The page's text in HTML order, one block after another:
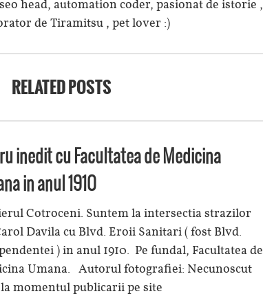
head, automation coder, pasionat de istorie ,
de Tiramitsu , pet lover :)
RELATED POSTS
inedit cu Facultatea de Medicina
in anul 1910
Cotroceni. Suntem la intersectia strazilor
Davila cu Blvd. Eroii Sanitari ( fost Blvd.
) in anul 1910. Pe fundal, Facultatea de
Umana. Autorul fotografiei: Necunoscut
momentul publicarii pe site